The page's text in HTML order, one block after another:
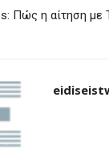
Πώς η αίτηση με